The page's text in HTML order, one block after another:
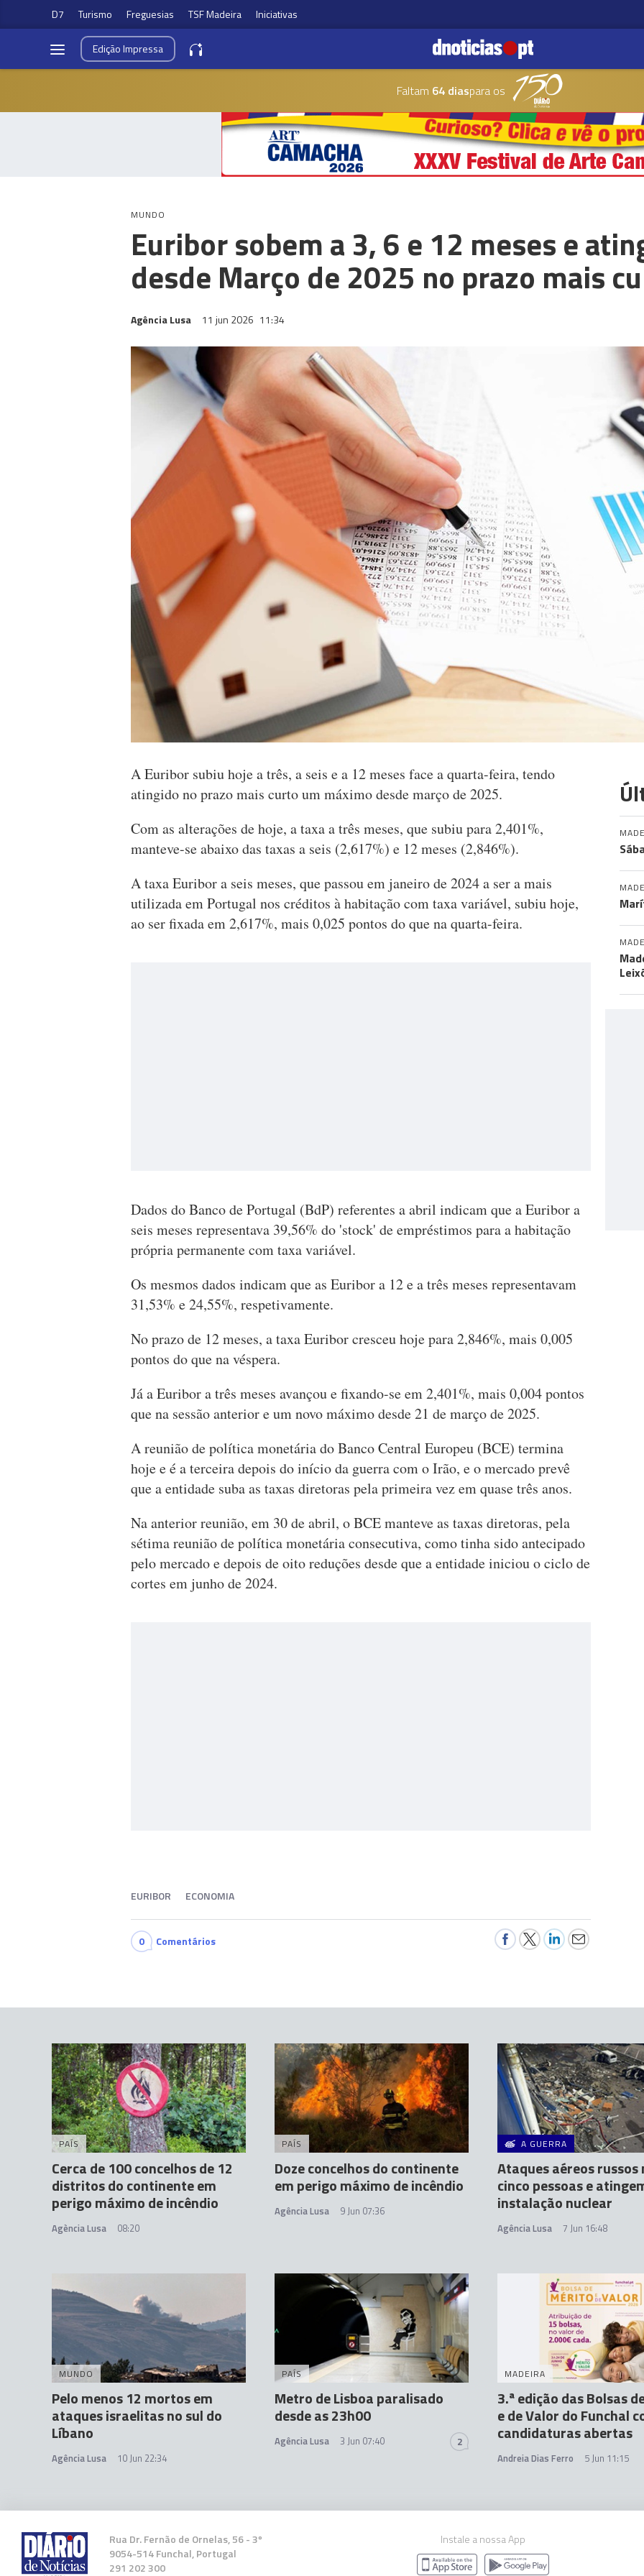
D7 Turismo Freguesias TSF Madeira Iniciativas
EdiçãoImpressa
Faltam 64 diaspara os
MUNDO
Euribor sobem a 3, 6 e 12 meses e
desde Março de 2025 no prazo mais
Agência Lusa 11 jun 2026 11:34
A Euribor subiu hoje a três, a seis e a 12 meses face a quarta-feira, tendo
atingido no prazo mais curto um máximo desde março de 2025.
Com as alterações de hoje, a taxa a três meses, que subiu para 2,401%,
manteve-se abaixo das taxas a seis (2,617%) e 12 meses (2,846%).
A taxa Euribor a seis meses, que passou em janeiro de 2024 a ser a mais
utilizada em Portugal nos créditos à habitação com taxa variável, subiu hoje,
ao ser fixada em 2,617%, mais 0,025 pontos do que na quarta-feira.
Dados do Banco de Portugal (BdP) referentes a abril indicam que a Euribor a
seis meses representava 39,56% do 'stock' de empréstimos para a habitação
própria permanente com taxa variável.
Os mesmos dados indicam que as Euribor a 12 e a três meses representavam
31,53% e 24,55%, respetivamente.
No prazo de 12 meses, a taxa Euribor cresceu hoje para 2,846%, mais 0,005
pontos do que na véspera.
Já a Euribor a três meses avançou e fixando-se em 2,401%, mais 0,004 pontos
que na sessão anterior e um novo máximo desde 21 de março de 2025.
A reunião de política monetária do Banco Central Europeu (BCE) termina
hoje e é a terceira depois do início da guerra com o Irão, e o mercado prevê
que a entidade suba as taxas diretoras pela primeira vez em quase três anos.
Na anterior reunião, em 30 de abril, o BCE manteve as taxas diretoras, pela
sétima reunião de política monetária consecutiva, como tinha sido antecipado
pelo mercado e depois de oito reduções desde que a entidade iniciou o ciclo de
cortes em junho de 2024.
EURIBOR ECONOMIA
0 Comentários
PAÍS
Cerca de 100 concelhos de 12
distritos do continente em
perigo máximo de incêndio
Agència Lusa 08:20
PAÍS
Doze concelhos do continente
em perigo máximo de incêndio
Agência Lusa 9 Jun 07:36
A GUERRA
Ataques aéreos
cinco pessoas e
instalação nuclear
Agência Lusa 7 Jun 16:48
MUNDO
Pelo menos 12 mortos em
ataques israelitas no sul do
Líbano
Agência Lusa 10 Jun 22:34
PAÍS
Metro de Lisboa paralisado
desde as 23h00
Agência Lusa 3 Jun 07:40 2
MADEIRA
3.ª edição das Bolsas
e de Valor do Funchal
candidaturas abertas
Andreia Dias Ferro 5 Jun 11:15
Rua Dr. Fernão de Ornelas, 56 - 3º
9054-514 Funchal, Portugal
291 202 300
Instale a nossa App